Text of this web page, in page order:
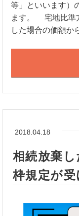
等」といいます）
ます。 宅地比準
した場合の価額
2018.04.18
相続放棄
枠規定が